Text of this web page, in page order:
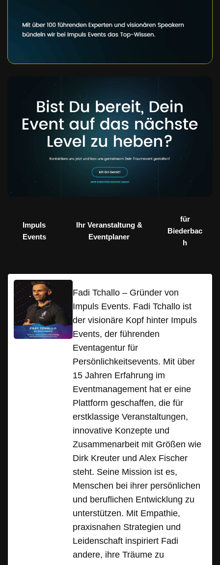
Impuls
Events
Ihr Veranstaltung &
Eventplaner
für
Biederbac
h
Fadi Tchallo – Gründer von
Impuls Events. Fadi Tchallo ist
der visionäre Kopf hinter Impuls
Events, der führenden
Eventagentur für
Persönlichkeitsevents. Mit über
15 Jahren Erfahrung im
Eventmanagement hat er eine
Plattform geschaffen, die für
erstklassige Veranstaltungen,
innovative Konzepte und
Zusammenarbeit mit Größen wie
Dirk Kreuter und Alex Fischer
steht. Seine Mission ist es,
Menschen bei ihrer persönlichen
und beruflichen Entwicklung zu
unterstützen. Mit Empathie,
praxisnahen Strategien und
Leidenschaft inspiriert Fadi
andere, ihre Träume zu